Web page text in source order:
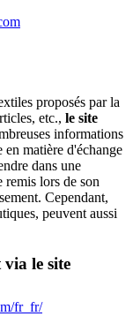
proposés par la
etc., le site
informations
matière d'échange
dans une
lors de son
Cependant,
peuvent aussi
le site
fr_fr/